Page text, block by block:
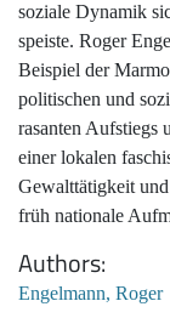
soziale Dynamik
speiste. Roger
Beispiel der
politischen und
rasanten Aufstiegs
einer lokalen
Gewalttätigkeit
früh nationale
Authors
Engelmann, Roger